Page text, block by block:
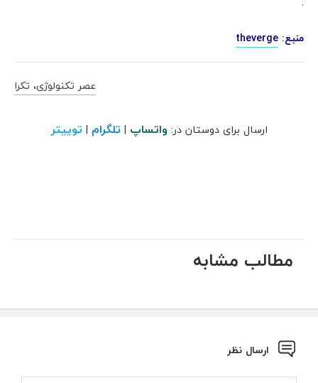
منبع: theverge
عصر تکنولوژی، تکرا
ارسال برای دوستان در: واتساپ | تلگرام | توییتر
مطالب مشابه
ارسال نظر